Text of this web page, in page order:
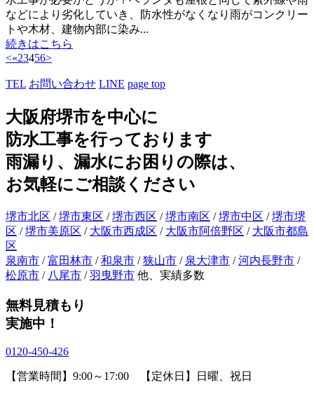
などにより劣化していき、防水性がなくなり雨がコンクリー
トや木材、建物内部に染み...
続きはこちら
<«23456>
TEL お問い合わせ LINE page top
大阪府堺市を中心に
防水工事を行っております
雨漏り、漏水にお困りの際は、
お気軽にご相談ください
堺市北区 /堺市東区 /堺市西区 /堺市南区 /堺市中区 /堺市堺
区 /堺市美原区 / 大阪市西成区 / 大阪市阿倍野区 / 大阪市都島
区
泉南市 /富田林市 /和泉市 /狭山市 / 泉大津市 /河内長野市 /
松原市 / 八尾市 /羽曳野市 他、実績多数
無料見積もり
実施中！
0120-450-426
【営業時間】9:00～17:00 【定休日】日曜、祝日